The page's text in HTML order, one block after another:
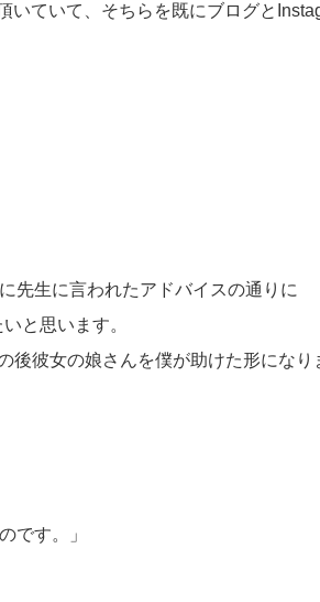
ていて、そちらを既にブログと
先生に言われたアドバイスの通りに
と思います。
彼女の娘さんを僕が助けた形にな
です。」